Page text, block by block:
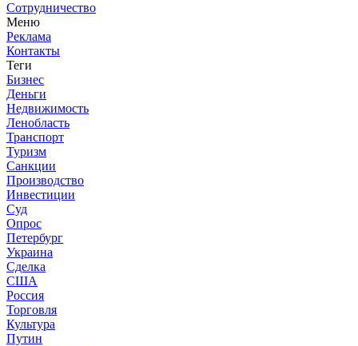
Сотрудничество
Меню
Реклама
Контакты
Теги
Бизнес
Деньги
Недвижимость
Ленобласть
Транспорт
Туризм
Санкции
Производство
Инвестиции
Суд
Опрос
Петербург
Украина
Сделка
США
Россия
Торговля
Культура
Путин